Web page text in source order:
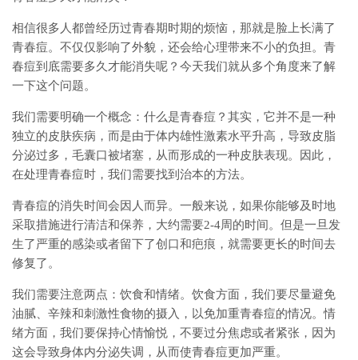
相信很多人都曾经历过青春期时期的烦恼，那就是脸上长满了
青春痘。不仅仅影响了外貌，还会给心理带来不小的负担。青
春痘到底需要多久才能消失呢？今天我们就从多个角度来了解
一下这个问题。
我们需要明确一个概念：什么是青春痘？其实，它并不是一种
独立的皮肤疾病，而是由于体内雄性激素水平升高，导致皮脂
分泌过多，毛囊口被堵塞，从而形成的一种皮肤表现。因此，
在处理青春痘时，我们需要找到治本的方法。
青春痘的消失时间会因人而异。一般来说，如果你能够及时地
采取措施进行清洁和保养，大约需要2-4周的时间。但是一旦发
生了严重的感染或者留下了创口和疤痕，就需要更长的时间去
修复了。
我们需要注意两点：饮食和情绪。饮食方面，我们要尽量避免
油腻、辛辣和刺激性食物的摄入，以免加重青春痘的情况。情
绪方面，我们要保持心情愉悦，不要过分焦虑或者紧张，因为
这会导致身体内分泌失调，从而使青春痘更加严重。